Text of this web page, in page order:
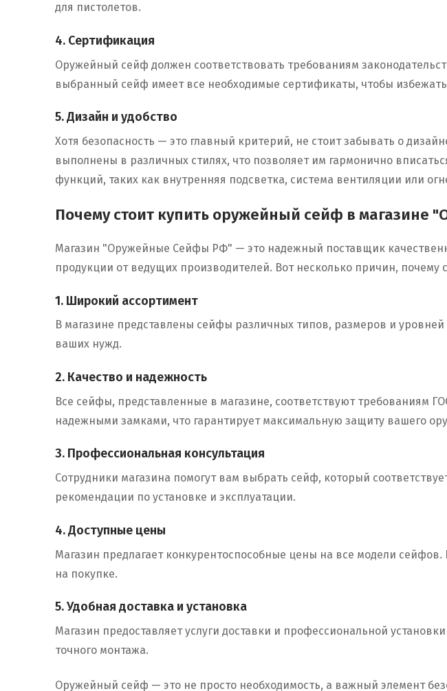
для пистолетов.
4. Сертификация
Оружейный сейф должен соответствовать требованиям
выбранный сейф имеет все необходимые сертификаты, чтобы
5. Дизайн и удобство
Хотя безопасность — это главный критерий, не стоит забывать о
выполнены в различных стилях, что позволяет им гармонично
функций, таких как внутренняя подсветка, система вентиляции или
Почему стоит купить оружейный сейф в
Магазин "Оружейные Сейфы РФ" — это надежный поставщик
продукции от ведущих производителей. Вот несколько причин, почему
1. Широкий ассортимент
В магазине представлены сейфы различных типов, размеров и
ваших нужд.
2. Качество и надежность
Все сейфы, представленные в магазине, соответствуют требованиям
надежными замками, что гарантирует максимальную защиту вашего
3. Профессиональная консультация
Сотрудники магазина помогут вам выбрать сейф, который
рекомендации по установке и эксплуатации.
4. Доступные цены
Магазин предлагает конкурентоспособные цены на все модели
на покупке.
5. Удобная доставка и установка
Магазин предоставляет услуги доставки и профессиональной
точного монтажа.
Оружейный сейф — это не просто необходимость, а важный элемент